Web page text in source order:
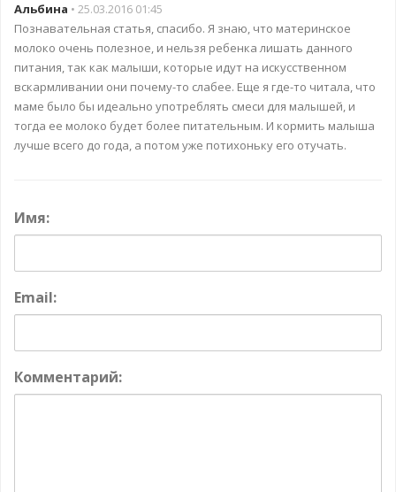
Альбина • 25.03.2016 01:45
Познавательная статья, спасибо. Я знаю, что материнское
молоко очень полезное, и нельзя ребенка лишать данного
питания, так как малыши, которые идут на искусственном
вскармливании они почему-то слабее. Еще я где-то читала, что
маме было бы идеально употреблять смеси для малышей, и
тогда ее молоко будет более питательным. И кормить малыша
лучше всего до года, а потом уже потихоньку его отучать.
Имя:
Email:
Комментарий: